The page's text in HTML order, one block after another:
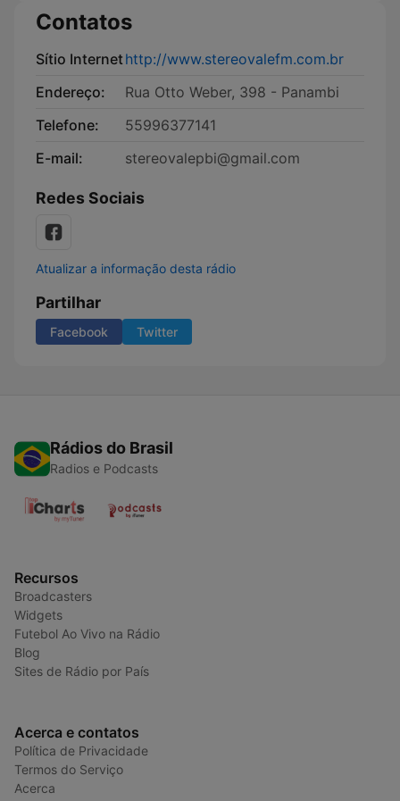
Contatos
Sítio Internethttp://www.stereovalefm.com.br
Endereço:
Rua Otto Weber, 398 - Panambi
Telefone:
55996377141
E-mail:
stereovalepbi@gmail.com
Redes Sociais
Atualizar a informação desta rádio
Partilhar
Facebook Twitter
Rádios do Brasil
Radios e Podcasts
Recursos
Broadcasters
Widgets
Futebol Ao Vivo na Rádio
Blog
Sites de Rádio por País
Acerca e contatos
Política de Privacidade
Termos do Serviço
Acerca